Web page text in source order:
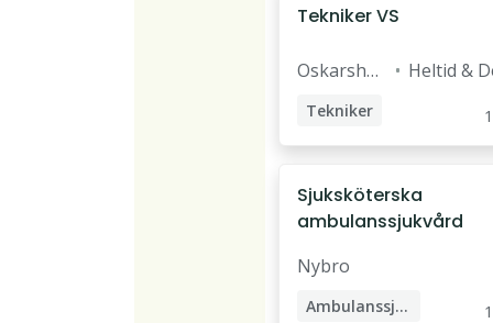
Tekniker VS
Oskarsha
Heltid &
Tekniker
VVS-tekniker
Sjuksköterska
ambulanssjukvård
Nybro
Ambulanssjuksköterska